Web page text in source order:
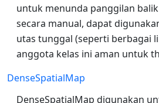
untuk menunda panggilan
secara manual, dapat
utas tunggal (seperti berbagai
anggota kelas ini aman untuk
DenseSpatialMap
DenseSpatialMap digunakan